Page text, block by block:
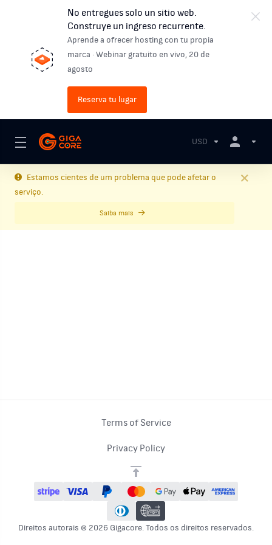
No entregues solo un sitio web.
Construye un ingreso recurrente.
Aprende a ofrecer hosting con tu propia
marca · Webinar gratuito en vivo, 20 de
agosto
Reserva tu lugar
USD
Estamos cientes de um problema que pode afetar o
serviço.
Saiba mais
Direitos autorais © 2026 Gigacore. Todos os direitos reservados.
Terms of Service
Privacy Policy